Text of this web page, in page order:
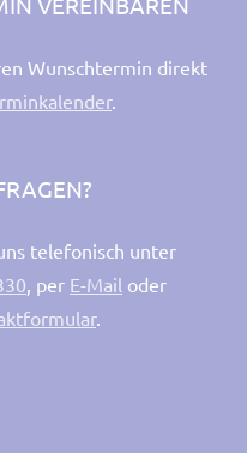
Wunschtermin direkt
.
telefonisch unter
, per E-Mail oder
.